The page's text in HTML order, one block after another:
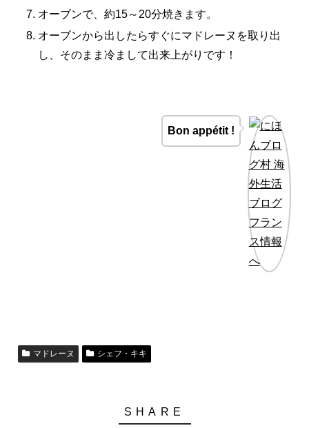
オーブンで、約15～20分焼きます。
オーブンから出したらすぐにマドレーヌを取り出
し、そのまま冷まして出来上がりです！
Bon appétit !
マドレーヌ シェフ・キキ